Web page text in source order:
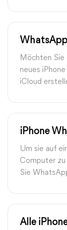
Möchten Sie
neues
iCloud
iPhone
PC
Um sie auf
Computer zu
Sie
Alle